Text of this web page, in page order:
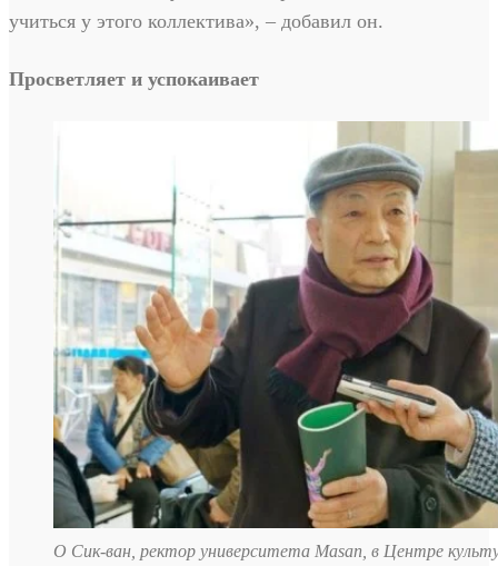
учиться у этого коллектива», – добавил он.
Просветляет и успокаивает
О Сик-ван, ректор университета Masan, в Центре